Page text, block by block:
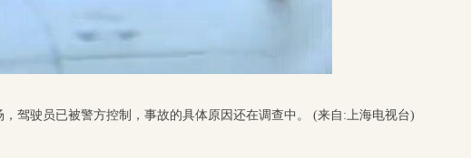
，驾驶员已被警方控制，事故的具体原因还在调查中。 (来自:上海电视台)